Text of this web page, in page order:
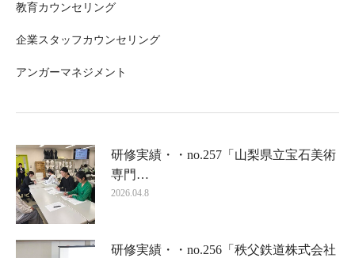
教育カウンセリング
企業スタッフカウンセリング
アンガーマネジメント
研修実績・・no.257「山梨県立宝石美術
専門…
2026.04.8
研修実績・・no.256「秩父鉄道株式会社